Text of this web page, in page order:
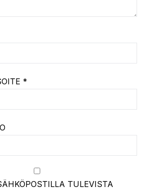
*
TULEVISTA